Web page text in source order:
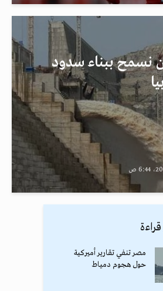
نسمح ببناء سدود
قراءة
مصر تنفي تقارير أميركية
حول هجوم دمياط